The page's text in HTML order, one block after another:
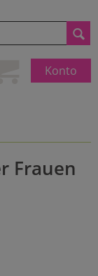
Konto
Frauen